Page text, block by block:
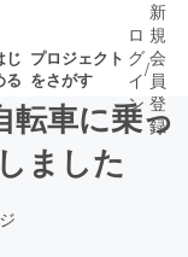
じ
る
プロジェクト
をさがす
ロ
グ
イ
ン
/
新
規
会
員
登
録
車に乗っ
ました